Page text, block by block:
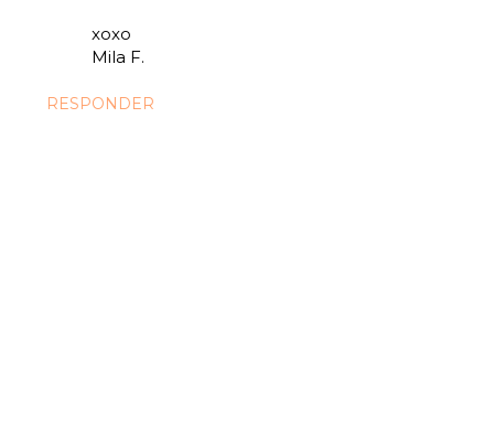
xoxo
Mila F.
RESPONDER